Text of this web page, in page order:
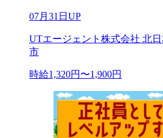
07月31日UP
UTエージェント株式会社 北
市
時給1,320円〜1,900円